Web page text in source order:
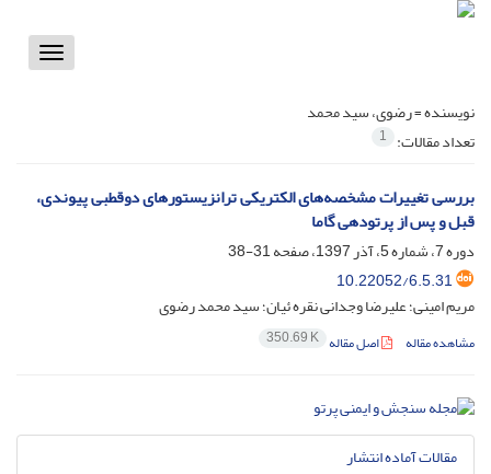
Toggle
نویسنده =رضوی، سید محمد
تعداد مقالات: 1
بررسی تغییرات مشخصه‌های الکتریکی ترانزیستورهای دوقطبی پیوندی،
قبل و پس از پرتودهی گاما
دوره 7، شماره 5، آذر 1397، صفحه
31-38
10.22052/6.5.31
مریم امینی؛ علیرضا وجدانی نقره ئیان؛ سید محمد رضوی
مشاهده مقاله اصل مقاله 350.69 K
مقالات آماده انتشار